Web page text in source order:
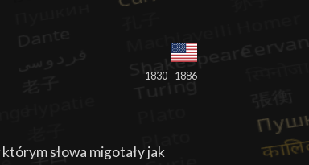
1830 - 1886
słowa migotały jak